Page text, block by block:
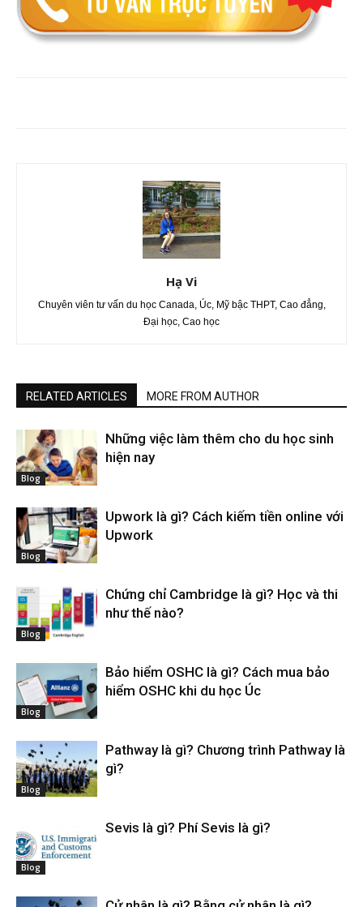
Hạ Vi
Chuyên viên tư vấn du học Canada, Úc, Mỹ bậc THPT, Cao đẳng,
Đại học, Cao học
RELATED ARTICLES MORE FROM AUTHOR
Blog
Những việc làm thêm cho du học sinh
hiện nay
Blog
Upwork là gì? Cách kiếm tiền online với
Upwork
Blog
Chứng chỉ Cambridge là gì? Học và thi
như thế nào?
Blog
Bảo hiểm OSHC là gì? Cách mua bảo
hiểm OSHC khi du học Úc
Blog
Pathway là gì? Chương trình Pathway là
gì?
Blog
Sevis là gì? Phí Sevis là gì?